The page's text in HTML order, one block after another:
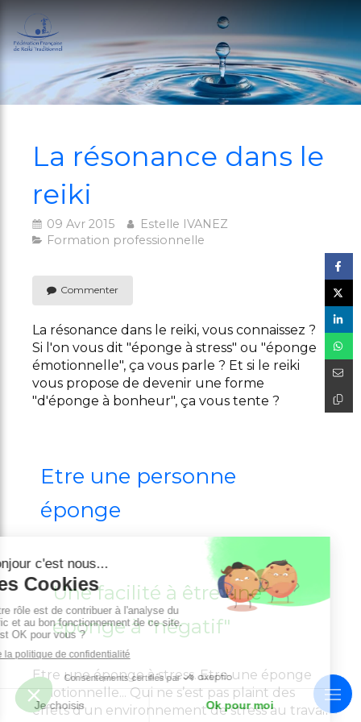
La résonance dans le
reiki
09 Avr 2015
Estelle IVANEZ
Formation professionnelle
Commenter
La résonance dans le reiki, vous connaissez ?
Si l'on vous dit "éponge à stress" ou "éponge
émotionnelle", ça vous parle ? Et si le reiki
vous propose de devenir une forme
"d'éponge à bonheur", ça vous tente ?
Etre une personne
éponge
Une facilité à être une
éponge à "négatif"
Etre une éponge à stress. Etre une éponge
émotionnelle... Qui ne s’est pas plaint des
effets d’un environnement de stress au travail